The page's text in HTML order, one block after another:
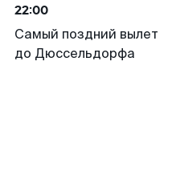
22:00
Самый поздний вылет
до Дюссельдорфа